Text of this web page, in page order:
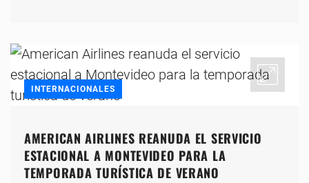
INTERNACIONALES
AMERICAN AIRLINES REANUDA EL SERVICIO
ESTACIONAL A MONTEVIDEO PARA LA
TEMPORADA TURÍSTICA DE VERANO